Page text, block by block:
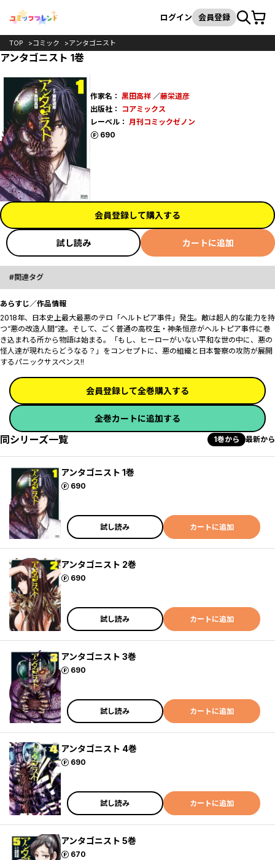
検索
ログイン 会員登録カート
TOP コミック アンタゴニスト
アンタゴニスト 1巻
作家名： 黒田高祥／藤栄道彦
出版社：
コアミックス
レーベル： 月刊コミックゼノン
690
ポイント
会員登録して購入する
試し読み カートに追加
関連タグ
あらすじ／作品情報
2018年、日本史上最大最悪のテロ「ヘルトピア事件」発生。敵は超人的な能力を持
つ“悪の改造人間”達。そして、ごく普通の高校生・神条恒彦がヘルトピア事件に巻
き込まれる所から物語は始まる――。「もし、ヒーローがいない平和な世の中に、悪の
怪人達が現れたらどうなる？」をコンセプトに、悪の組織と日本警察の攻防が展開
するパニックサスペンス!!
会員登録して全巻購入する
全巻カートに追加する
同シリーズ一覧 1巻から 最新から
アンタゴニスト 1巻
690
ポイント
試し読み カートに追加
アンタゴニスト 2巻
690
ポイント
試し読み カートに追加
アンタゴニスト 3巻
690
ポイント
試し読み カートに追加
アンタゴニスト 4巻
690
ポイント
試し読み カートに追加
アンタゴニスト 5巻
670
ポイント